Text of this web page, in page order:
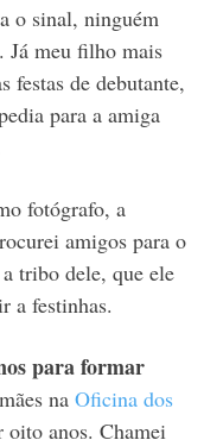
o sinal, ninguém
Já meu filho mais
festas de debutante,
para a amiga
fotógrafo, a
amigos para o
tribo dele, que ele
a festinhas.
para formar
na Oficina dos
oito anos. Chamei